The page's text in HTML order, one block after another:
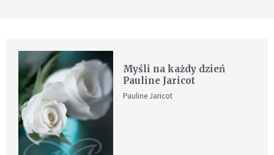
Myśli na każdy dzień
Pauline Jaricot
Pauline Jaricot